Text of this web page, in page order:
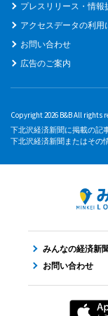
プレスリリース・情報
アクセスデータの利用
お問い合わせ
広告のご案内
Copyright 2026 B&B All rights
下北沢経済新聞に掲載の記
下北沢経済新聞またはその
みんなの経済新
お問い合わせ